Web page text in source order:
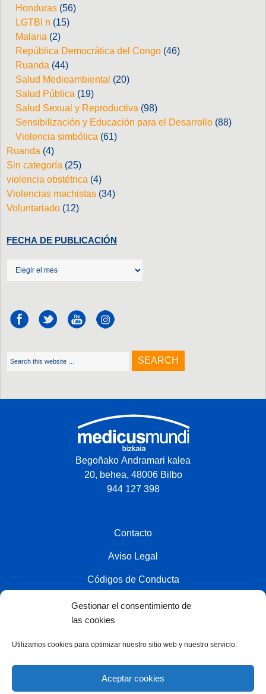
Gestionar el consentimiento de
las cookies
Utilizamos cookies para optimizar nuestro sitio web y nuestro servicio.
Aceptar cookies
Honduras (56)
LGTBI n (15)
Malaria (2)
República Democrática del Congo (46)
Ruanda (44)
Salud Medioambiental (20)
Salud Pública (19)
Salud Sexual y Reproductiva (98)
Sensibilización y Educación para el Desarrollo (88)
Violencia simbólica (61)
Ruanda (4)
Sin categoría (25)
violencia obstétrica (4)
Violencias machistas (34)
Voluntariado (12)
FECHA DE PUBLICACIÓN
Begoñako Andramari kalea
20, behea, 48006 Bilbo
944 127 398
Contacto
Aviso Legal
Códigos de Conducta
Política de privacidad
Política de cookies